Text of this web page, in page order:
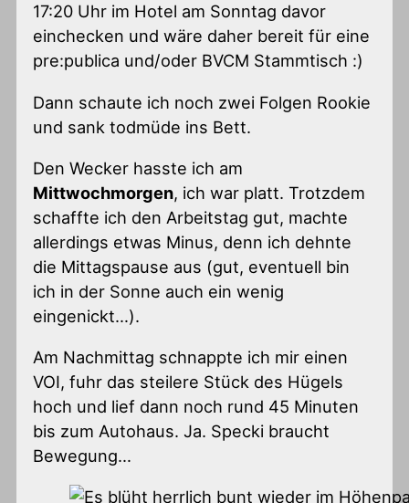
17:20 Uhr im Hotel am Sonntag davor
einchecken und wäre daher bereit für eine
pre:publica und/oder BVCM Stammtisch :)
Dann schaute ich noch zwei Folgen Rookie
und sank todmüde ins Bett.
Den Wecker hasste ich am
Mittwochmorgen, ich war platt. Trotzdem
schaffte ich den Arbeitstag gut, machte
allerdings etwas Minus, denn ich dehnte
die Mittagspause aus (gut, eventuell bin
ich in der Sonne auch ein wenig
eingenickt…).
Am Nachmittag schnappte ich mir einen
VOI, fuhr das steilere Stück des Hügels
hoch und lief dann noch rund 45 Minuten
bis zum Autohaus. Ja. Specki braucht
Bewegung…